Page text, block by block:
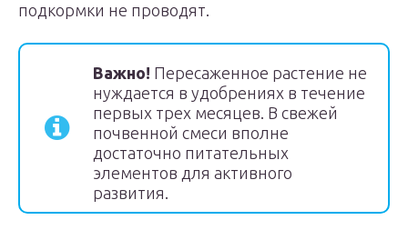
подкормки не проводят.
Важно! Пересаженное растение не
нуждается в удобрениях в течение
первых трех месяцев. В свежей
почвенной смеси вполне
достаточно питательных
элементов для активного
развития.